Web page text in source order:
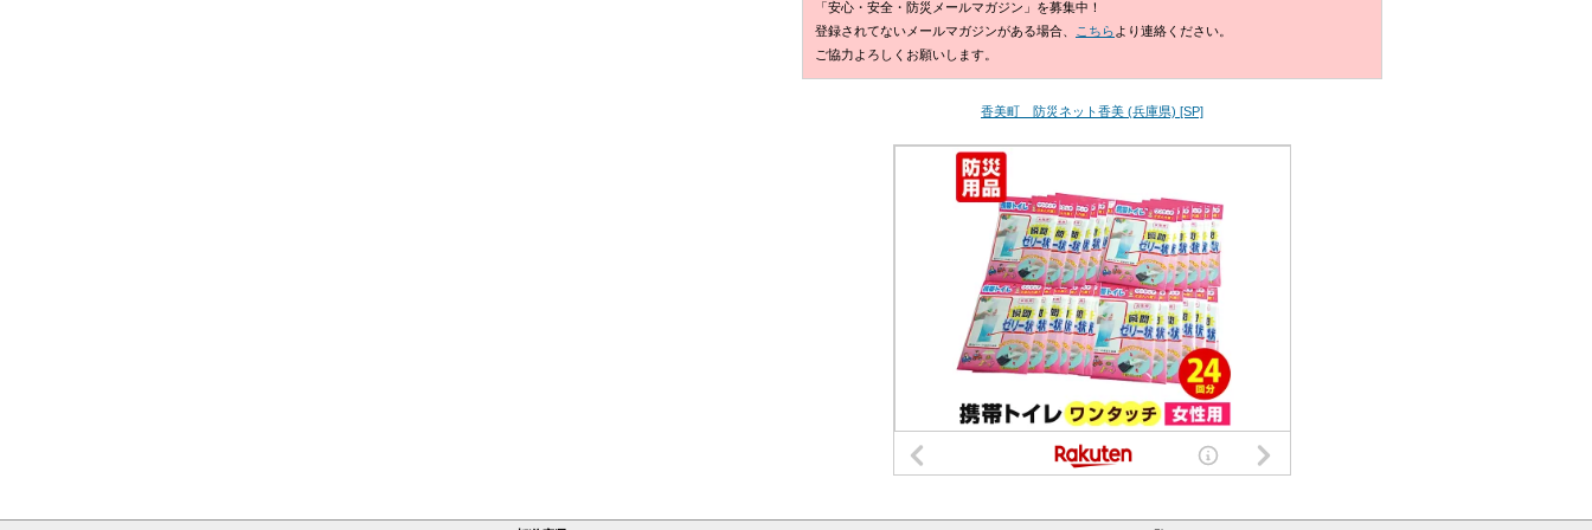
「安心・安全・防災メールマガジン」を募集中！
登録されてないメールマガジンがある場合、
こちら より連絡ください。
ご協力よろしくお願いします。
香美町 防災ネット香美 (兵庫県) [SP]